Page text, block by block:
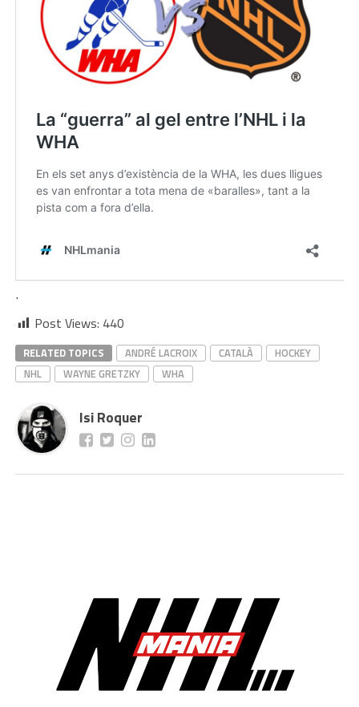
.
Post Views: 440
RELATED TOPICS ANDRÉ LACROIX CATALÀ
HOCKEY
NHL
WAYNE GRETZKY WHA
Isi Roquer